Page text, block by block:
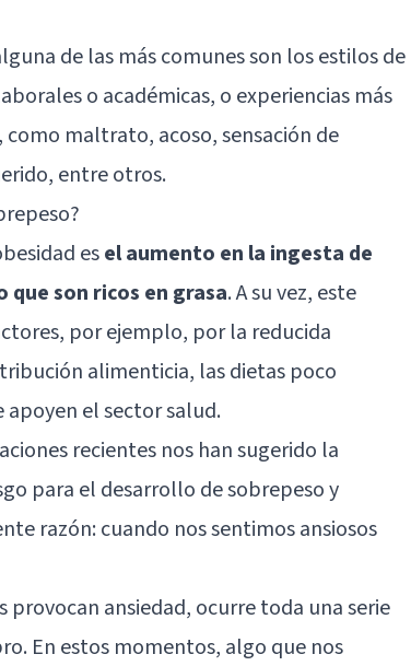
de las más comunes son los estilos de
o académicas, o experiencias más
maltrato, acoso, sensación de
entre otros.
esel aumento en la ingesta de
son ricos en grasa. A su vez, este
por ejemplo, por la reducida
alimenticia, las dietas poco
el sector salud.
recientes nos han sugerido la
para el desarrollo de sobrepeso y
razón: cuando nos sentimos ansiosos
ansiedad, ocurre toda una serie
En estos momentos, algo que nos